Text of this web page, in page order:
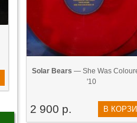
Solar Bears — She Was
'10
2 900 р. В